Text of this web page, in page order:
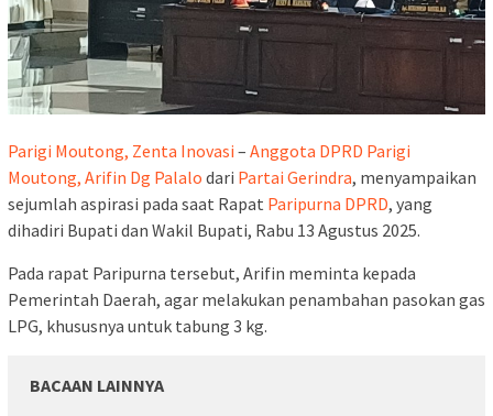
Parigi Moutong, Zenta Inovasi – Anggota DPRD Parigi
Moutong, Arifin Dg Palalo dari Partai Gerindra, menyampaikan
sejumlah aspirasi pada saat Rapat Paripurna DPRD, yang
dihadiri Bupati dan Wakil Bupati, Rabu 13 Agustus 2025.
Pada rapat Paripurna tersebut, Arifin meminta kepada
Pemerintah Daerah, agar melakukan penambahan pasokan gas
LPG, khususnya untuk tabung 3 kg.
BACAAN LAINNYA